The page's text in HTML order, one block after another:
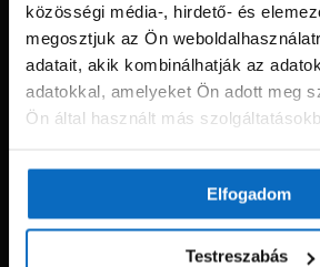
közösségi média-, hirdető- és
megosztjuk az Ön
adatait, akik kombinálhatják az
adatokkal, amelyeket Ön adott meg
Ön által használt más
Elfogadom
Testreszabás
Falfestékek
Fafelületek
Fémfelületek
Hőszigetelés
Glettek
Munkaruházat